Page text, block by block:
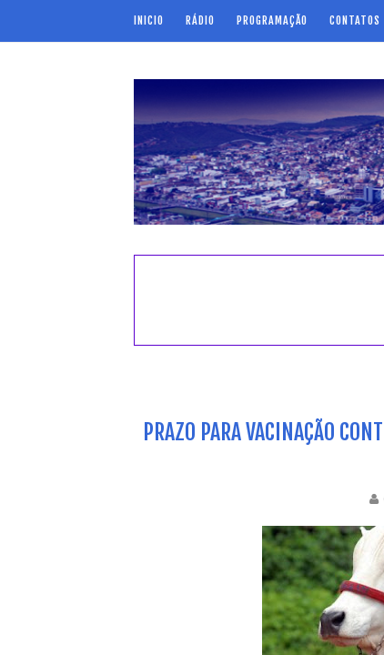
INICIO RÁDIO PROGRAMAÇÃO CONTATOS
PRAZO PARA VACINAÇÃO